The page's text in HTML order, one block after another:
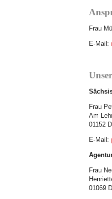
Frau
E-Mail:
Frau
Am
01152
E-Mail:
Frau
01069